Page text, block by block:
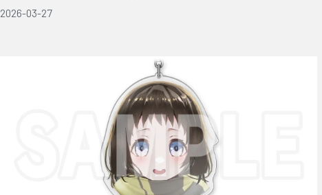
2026-03-27